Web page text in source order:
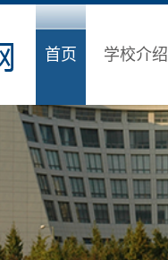
首页 学校介绍